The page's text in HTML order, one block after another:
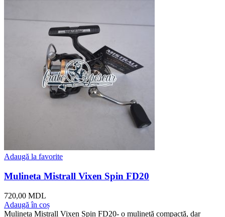
Adaugă la favorite
Mulineta Mistrall Vixen Spin FD20
720,00 MDL
Adaugă în coș
Mulineta Mistrall Vixen Spin FD20- o mulinetă compactă, dar